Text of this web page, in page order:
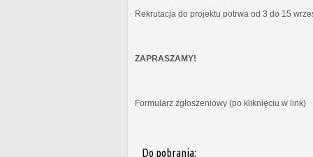
Rekrutacja do projektu potrwa od 3 do 15
ZAPRASZAMY!
Formularz zgłoszeniowy (po kliknięciu w link)
Do pobrania: